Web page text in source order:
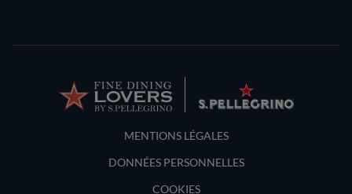
Terms and Conditions
MENTIONS LÉGALES
DONNÉES PERSONNELLES
COOKIES